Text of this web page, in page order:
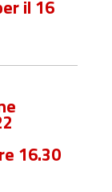
il 16
16.30